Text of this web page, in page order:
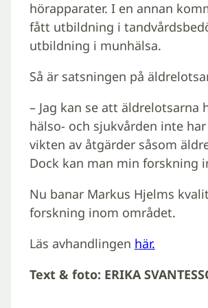
hörapparater. I en annan
fått utbildning i
utbildning i munhälsa.
Så är satsningen på
– Jag kan se att
hälso- och sjukvården inte
vikten av åtgärder såsom
Dock kan man min forskning
Nu banar Markus Hjelms
forskning inom området.
Läs avhandlingen här.
Text & foto: ERIKA